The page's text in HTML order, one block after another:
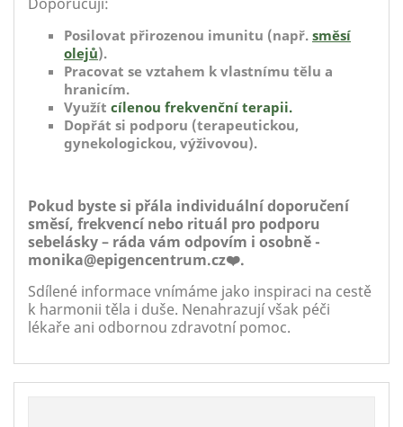
Posilovat přirozenou imunitu (např. směsí
olejů).
Pracovat se vztahem k vlastnímu tělu a
hranicím.
Využít cílenou frekvenční terapii.
Dopřát si podporu (terapeutickou,
gynekologickou, výživovou).
Pokud byste si přála individuální doporučení
směsí, frekvencí nebo rituál pro podporu
sebelásky – ráda vám odpovím i osobně -
monika@epigencentrum.cz❤️.
Sdílené informace vnímáme jako inspiraci na cestě
k harmonii těla i duše. Nenahrazují však péči
lékaře ani odbornou zdravotní pomoc.